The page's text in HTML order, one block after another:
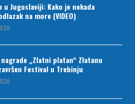
u Jugoslaviji: Kako je nekada
na more (VIDEO)
„Zlatni platan“ Zlatanu
Festival u Trebinju